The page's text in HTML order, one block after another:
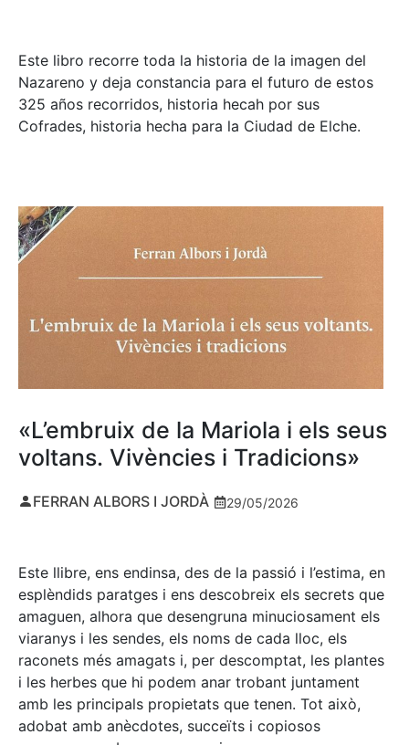
Este libro recorre toda la historia de la imagen del
Nazareno y deja constancia para el futuro de estos
325 años recorridos, historia hecah por sus
Cofrades, historia hecha para la Ciudad de Elche.
«L’embruix de la Mariola i els seus
voltans. Vivències i Tradicions»
FERRAN ALBORS I JORDÀ 29/05/2026
Este llibre, ens endinsa, des de la passió i l’estima, en
esplèndids paratges i ens descobreix els secrets que
amaguen, alhora que desengruna minuciosament els
viaranys i les sendes, els noms de cada lloc, els
raconets més amagats i, per descomptat, les plantes
i les herbes que hi podem anar trobant juntament
amb les principals propietats que tenen. Tot això,
adobat amb anècdotes, succeïts i copiosos